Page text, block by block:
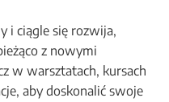
i ciągle się rozwija,
z nowymi
w warsztatach, kursach
aby doskonalić swoje